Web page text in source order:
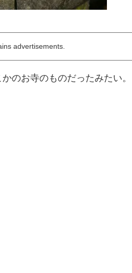
advertisements.
のお寺のものだったみたい